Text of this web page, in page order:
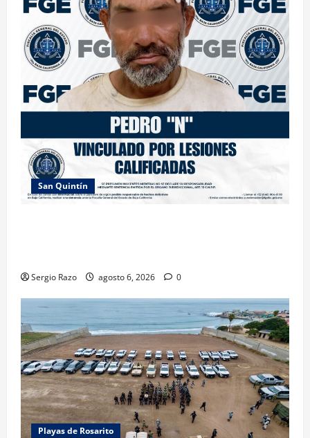
San Quintín
Sergio Razo agosto 6, 2026 0
Playas de Rosarito